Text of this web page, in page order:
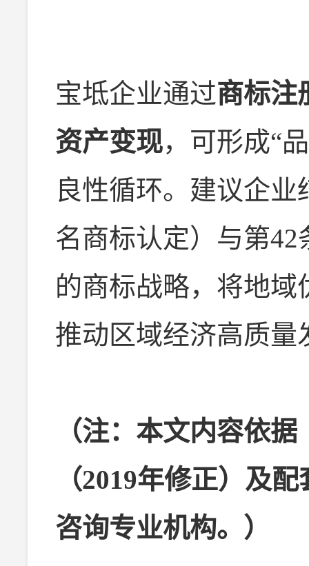
宝坻企业通过商标注
资产变现，可形成“
良性循环。建议企
名商标认定）与第
的商标战略，将地
推动区域经济高质量
（注：本文内容依
（2019年修正）及
咨询专业机构。）